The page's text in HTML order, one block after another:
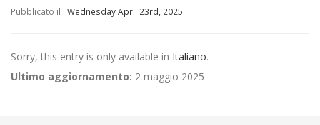
Pubblicato il : Wednesday April 23rd, 2025
Sorry, this entry is only available in Italiano.
Ultimo aggiornamento: 2 maggio 2025